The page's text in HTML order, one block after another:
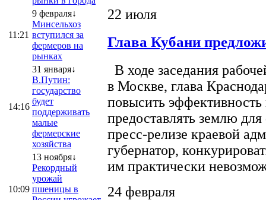
11:21
9 февраля↓
Минсельхоз
вступился за
фермеров на
рынках
14:16
31 января↓
В.Путин:
государство
будет
поддерживать
малые
фермерские
хозяйства
10:09
13 ноября↓
Рекордный
урожай
пшеницы в
22 июля
Глава Кубани
В ходе заседания
в Москве, глава
повысить эффективность
предоставлять землю
пресс-релизе краевой
губернатор,
им практически
24 февраля